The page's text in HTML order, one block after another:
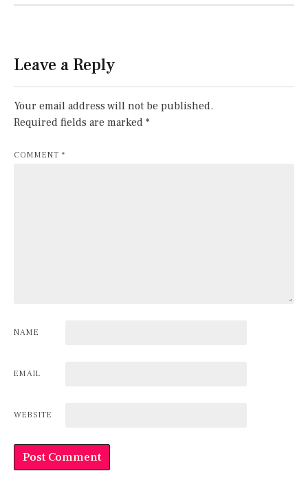
Leave a Reply
Your email address will not be published.
Required fields are marked *
COMMENT *
NAME
EMAIL
WEBSITE